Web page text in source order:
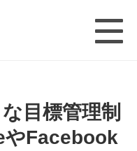
目標管理制
やFacebook